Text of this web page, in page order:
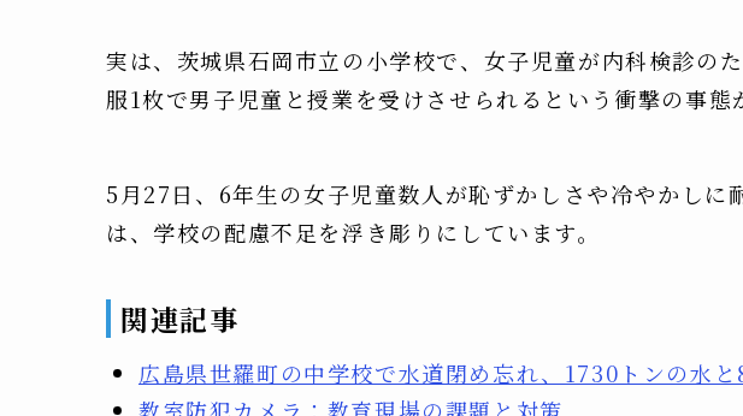
実は、茨城県石岡市立の小学校で、女子児童が内科検診の
服1枚で男子児童と授業を受けさせられるという衝撃の事態
5月27日、6年生の女子児童数人が恥ずかしさや冷やかしに
は、学校の配慮不足を浮き彫りにしています。
関連記事
広島県世羅町の中学校で水道閉め忘れ、1730トンの水と